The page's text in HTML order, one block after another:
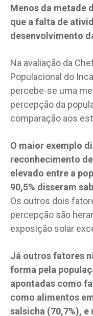
Menos da metade
que a falta de
desenvolvimento
Na avaliação da
Populacional do
percebe-se uma
percepção da
comparação aos
O maior exemplo
reconhecimento
elevado entre a
90,5% disseram
Os outros dois
percepção são
exposição solar
Já outros fatores
forma pela
apontadas como
como alimentos
salsicha (70,7%),